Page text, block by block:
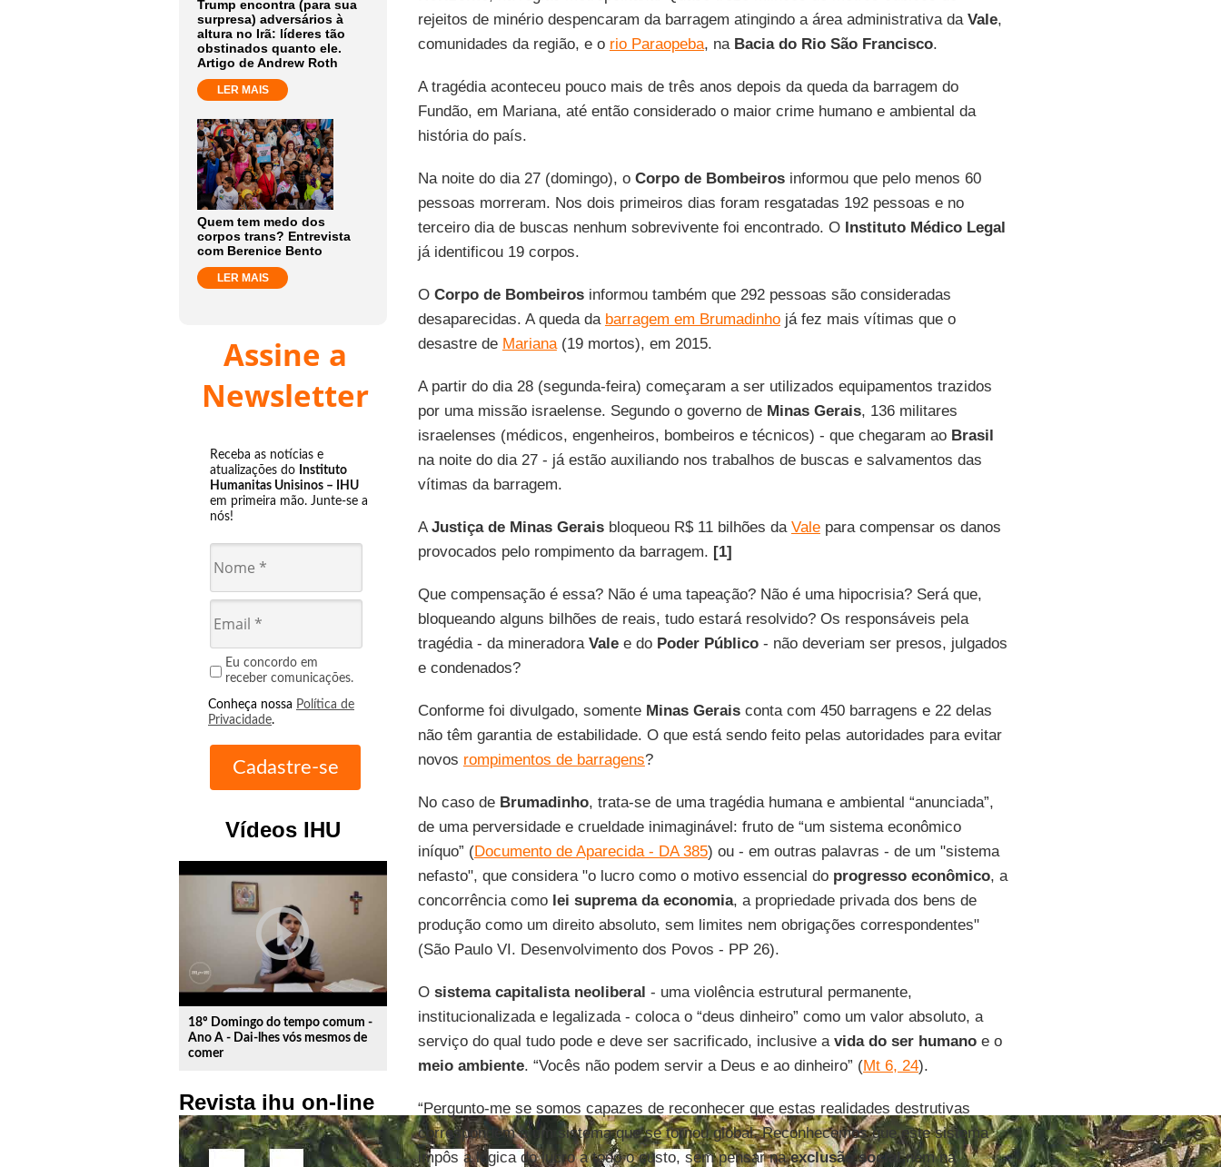
Trump encontra (para sua
surpresa) adversários à
altura no Irã: líderes tão
obstinados quanto ele.
Artigo de Andrew Roth
LER MAIS
Quem tem medo dos
corpos trans? Entrevista
com Berenice Bento
LER MAIS
Assine a
Newsletter
Receba as notícias e
atualizações do Instituto
Humanitas Unisinos – IHU
em primeira mão. Junte-se a
nós!
Eu concordo em
receber comunicações.
Conheça nossa Política de
Privacidade.
Vídeos IHU
play_circle_outline
18º Domingo do tempo comum -
Ano A - Dai-lhes vós mesmos de
comer
Revista ihu on-line
rejeitos de minério despencaram da barragem atingindo a área administrativa da Vale,
comunidades da região, e o rio Paraopeba, na Bacia do Rio São Francisco.
A tragédia aconteceu pouco mais de três anos depois da queda da barragem do
Fundão, em Mariana, até então considerado o maior crime humano e ambiental da
história do país.
Na noite do dia 27 (domingo), o Corpo de Bombeirosinformou que pelo menos 60
pessoas morreram. Nos dois primeiros dias foram resgatadas 192 pessoas e no
terceiro dia de buscas nenhum sobrevivente foi encontrado. O Instituto Médico Legal
já identificou 19 corpos.
O Corpo de Bombeirosinformou também que 292 pessoas são consideradas
desaparecidas. A queda da barragem em Brumadinhojá fez mais vítimas que o
desastre de Mariana(19 mortos), em 2015.
A partir do dia 28 (segunda-feira) começaram a ser utilizados equipamentos trazidos
por uma missão israelense. Segundo o governo de Minas Gerais, 136 militares
israelenses (médicos, engenheiros, bombeiros e técnicos) - que chegaram ao Brasil
na noite do dia 27 - já estão auxiliando nos trabalhos de buscas e salvamentos das
vítimas da barragem.
AJustiça de Minas Geraisbloqueou R$ 11 bilhões da Valepara compensar os danos
provocados pelo rompimento da barragem. [1]
Que compensação é essa? Não é uma tapeação? Não é uma hipocrisia? Será que,
bloqueando alguns bilhões de reais, tudo estará resolvido? Os responsáveis pela
tragédia - da mineradora Valee do Poder Público- não deveriam ser presos, julgados
e condenados?
Conforme foi divulgado, somente Minas Geraisconta com 450 barragens e 22 delas
não têm garantia de estabilidade. O que está sendo feito pelas autoridades para evitar
novos rompimentos de barragens?
No caso de Brumadinho, trata-se de uma tragédia humana e ambiental “anunciada”,
de uma perversidade e crueldade inimaginável: fruto de “um sistema econômico
iníquo” (Documento de Aparecida - DA 385) ou - em outras palavras - de um "sistema
nefasto", que considera "o lucro como o motivo essencial do progresso econômico, a
concorrência como lei suprema da economia, a propriedade privada dos bens de
produção como um direito absoluto, sem limites nem obrigações correspondentes"
(São Paulo VI. Desenvolvimento dos Povos - PP 26).
O sistema capitalista neoliberal - uma violência estrutural permanente,
institucionalizada e legalizada - coloca o “deus dinheiro” como um valor absoluto, a
serviço do qual tudo pode e deve ser sacrificado, inclusive a vida do ser humanoe o
meio ambiente. “Vocês não podem servir a Deus e ao dinheiro” (Mt 6, 24).
“Pergunto-me se somos capazes de reconhecer que estas realidades destrutivas
correspondem a um sistema que se tornou global. Reconhecemos que este sistema
impôs a lógica do lucro a todo o custo, sem pensar naexclusão socialnem na